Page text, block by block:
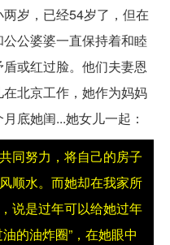
岁，已经54岁了，但在
公婆婆一直保持着和睦
或红过脸。他们夫妻恩
北京工作，她作为妈妈
底她闺...她女儿一起：
同努力，将自己的房子
顺水。而她却在我家所
说是过年可以给她过年
的油炸圈”，在她眼中